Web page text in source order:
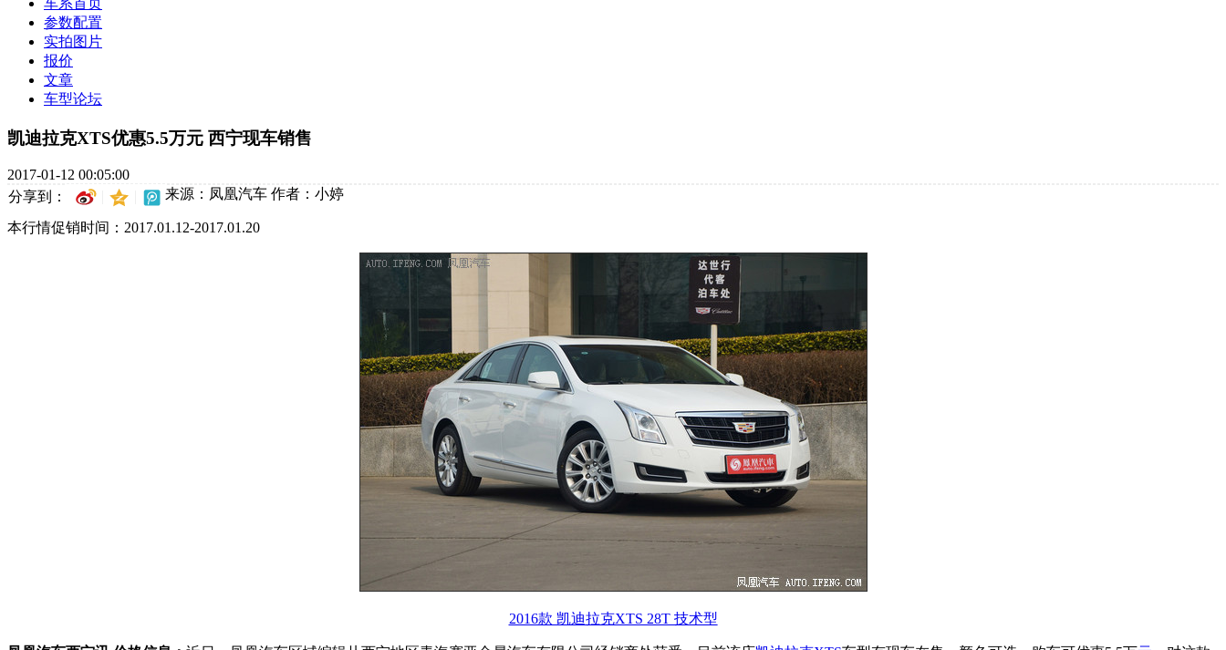
参数配置
实拍图片
报价
文章
车型论坛
凯迪拉克XTS优惠5.5万元 西宁现车销售
2017-01-12 00:05:00
分享到：
来源：凤凰汽车 作者：小婷
本行情促销时间：2017.01.12-2017.01.20
2016款 凯迪拉克XTS 28T 技术型